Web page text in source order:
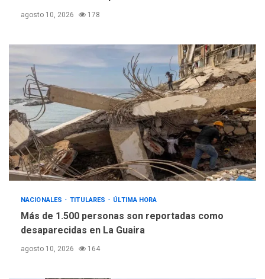
agosto 10, 2026 178
NACIONALES TITULARES ÚLTIMA HORA
Más de 1.500 personas son reportadas como
desaparecidas en La Guaira
agosto 10, 2026 164